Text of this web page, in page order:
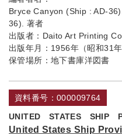
Bryce Canyon (Ship : AD-
36). 著者
出版者： Daito Art Printing
出版年月： 1956年（昭和31
保管場所： 地下書庫洋図書
資料番号：000009764
UNITED STATES SHIP
United States Ship